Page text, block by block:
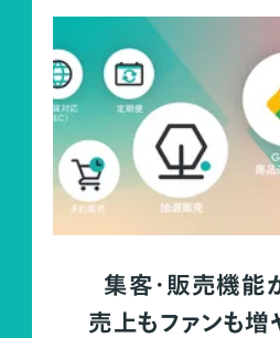
集客・販売機能
売上もファンも増